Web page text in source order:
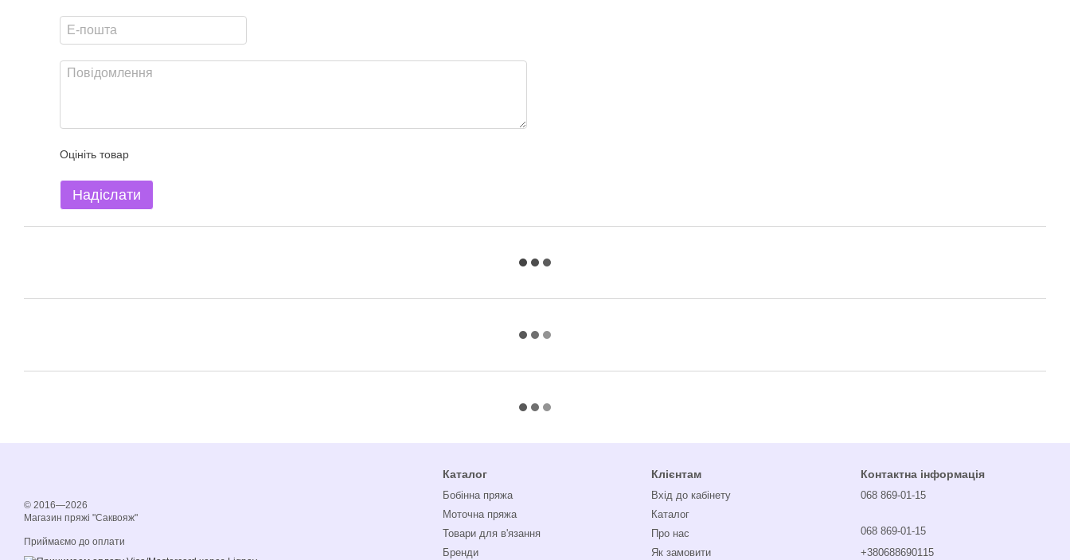
Оцініть товар
Надіслати
© 2016—2026
Магазин пряжі "Саквояж"
Приймаємо до оплати
Каталог
Бобінна пряжа
Моточна пряжа
Товари для в'язання
Бренди
Клієнтам
Вхід до кабінету
Каталог
Про нас
Як замовити
Контактна інформація
068 869-01-15
068 869-01-15
+380688690115